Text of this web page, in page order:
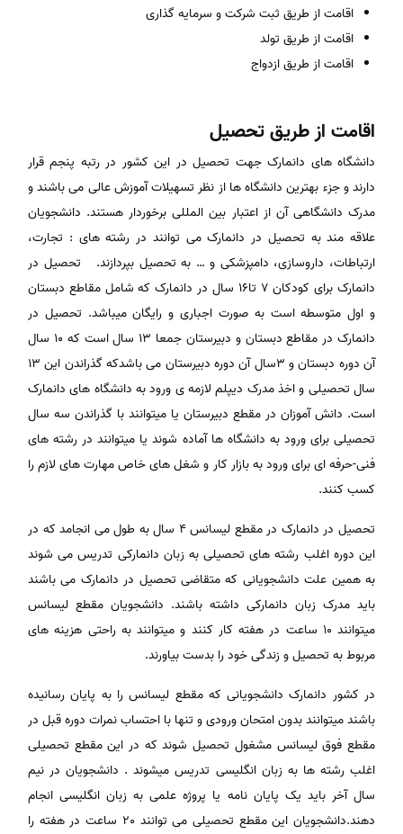
اقامت از طریق ثبت شرکت و سرمایه گذاری
اقامت از طریق تولد
اقامت از طریق ازدواج
اقامت از طریق تحصیل
دانشگاه های دانمارک جهت تحصیل در این کشور در رتبه پنجم قرار
دارند و جزء بهترین دانشگاه ها از نظر تسهیلات آموزش عالی می باشند و
مدرک دانشگاهی آن از اعتبار بین المللی برخوردار هستند. دانشجویان
علاقه مند به تحصیل در دانمارک می توانند در رشته های : تجارت،
ارتباطات، داروسازی، دامپزشکی و … به تحصیل بپردازند. تحصیل در
دانمارک برای کودکان 7 تا16 سال در دانمارک که شامل مقاطع دبستان
و اول متوسطه است به صورت اجباری و رایگان میباشد. تحصیل در
دانمارک در مقاطع دبستان و دبیرستان جمعا 13 سال است که 10 سال
آن دوره دبستان و 3سال آن دوره دبیرستان می باشدکه گذراندن این 13
سال تحصیلی و اخذ مدرک دیپلم لازمه ی ورود به دانشگاه های دانمارک
است. دانش آموزان در مقطع دبیرستان یا میتوانند با گذراندن سه سال
تحصیلی برای ورود به دانشگاه ها آماده شوند یا میتوانند در رشته های
فنی-حرفه ای برای ورود به بازار کار و شغل های خاص مهارت های لازم را
کسب کنند.
تحصیل در دانمارک در مقطع لیسانس 4 سال به طول می انجامد که در
این دوره اغلب رشته های تحصیلی به زبان دانمارکی تدریس می شوند
به همین علت دانشجویانی که متقاضی تحصیل در دانمارک می باشند
باید مدرک زبان دانمارکی داشته باشند. دانشجویان مقطع لیسانس
میتوانند 10 ساعت در هفته کار کنند و میتوانند به راحتی هزینه های
مربوط به تحصیل و زندگی خود را بدست بیاورند.
در کشور دانمارک دانشجویانی که مقطع لیسانس را به پایان رسانیده
باشند میتوانند بدون امتحان ورودی و تنها با احتساب نمرات دوره قبل در
مقطع فوق لیسانس مشغول تحصیل شوند که در این مقطع تحصیلی
اغلب رشته ها به زبان انگلیسی تدریس میشوند . دانشجویان در نیم
سال آخر باید یک پایان نامه یا پروژه علمی به زبان انگلیسی انجام
دهند.دانشجویان این مقطع تحصیلی می توانند 20 ساعت در هفته را